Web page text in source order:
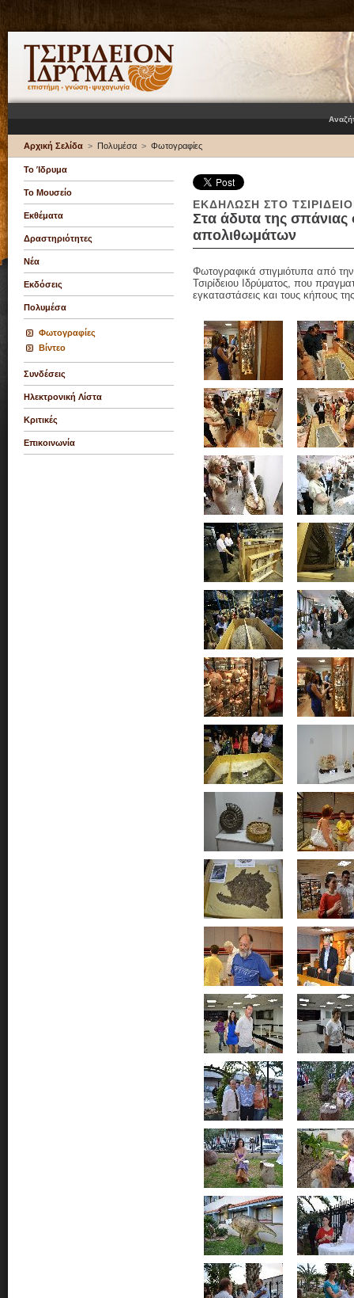
Αρχική Σελίδα > Πολυμέσα > Φωτογραφίες
Το Ίδρυμα
Το Μουσείο
Εκθέματα
Δραστηριότητες
Νέα
Εκδόσεις
Πολυμέσα
Φωτογραφίες
Βίντεο
Συνδέσεις
Ηλεκτρονική Λίστα
Κριτικές
Επικοινωνία
ΕΚΔΗΛΩΣΗ ΣΤΟ
Στα άδυτα της
απολιθωμάτων
Φωτογραφικά στιγμιότυπα από
Τσιρίδειου Ιδρύματος, που
εγκαταστάσεις και τους κήπους